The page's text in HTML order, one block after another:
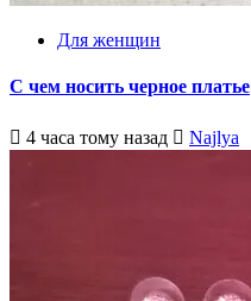
Для женщин
С чем носить черное платье
4 часа тому назад Najlya